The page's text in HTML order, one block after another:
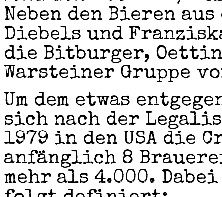
Neben den Bieren aus
Diebels und
die Bitburger,
Warsteiner Gruppe
Um dem etwas
sich nach der
1979 in den USA die
anfänglich 8
mehr als 4.000.